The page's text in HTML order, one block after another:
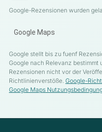
Google-Rezensionen wurden
Google Maps
Google stellt bis zu fuenf
Google nach Relevanz bestimmt
Rezensionen nicht vor der
Richtlinienverstöße. Google-
Google Maps